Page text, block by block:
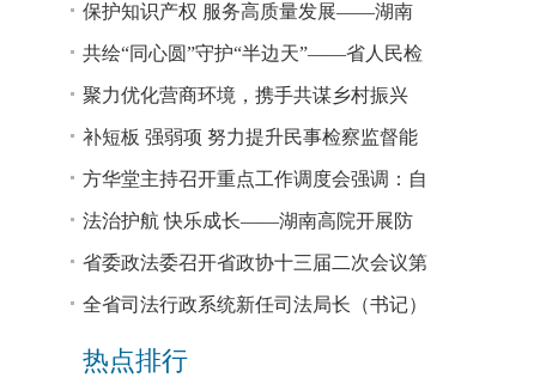
回税款损失48.2亿元
保护知识产权 服务高质量发展——湖南
省公安厅公布打击侵犯知识产权犯罪10起
典型案例
共绘“同心圆”守护“半边天”——省人民检
察院、省妇联共同主办检察开放日活动
聚力优化营商环境，携手共谋乡村振兴
—— 省法院驻大坪村工作队、村“两委”干
部赴企参观学习调研
补短板 强弱项 努力提升民事检察监督能
力
方华堂主持召开重点工作调度会强调：自
我加压 砥砺奋进 推动工作更有成效 更加
出彩
法治护航 快乐成长——湖南高院开展防
欺凌、防性侵公益普法宣讲
省委政法委召开省政协十三届二次会议第
0327号提案办理座谈会
全省司法行政系统新任司法局长（书记）
培训班开班 方华堂作专题辅导
热点排行